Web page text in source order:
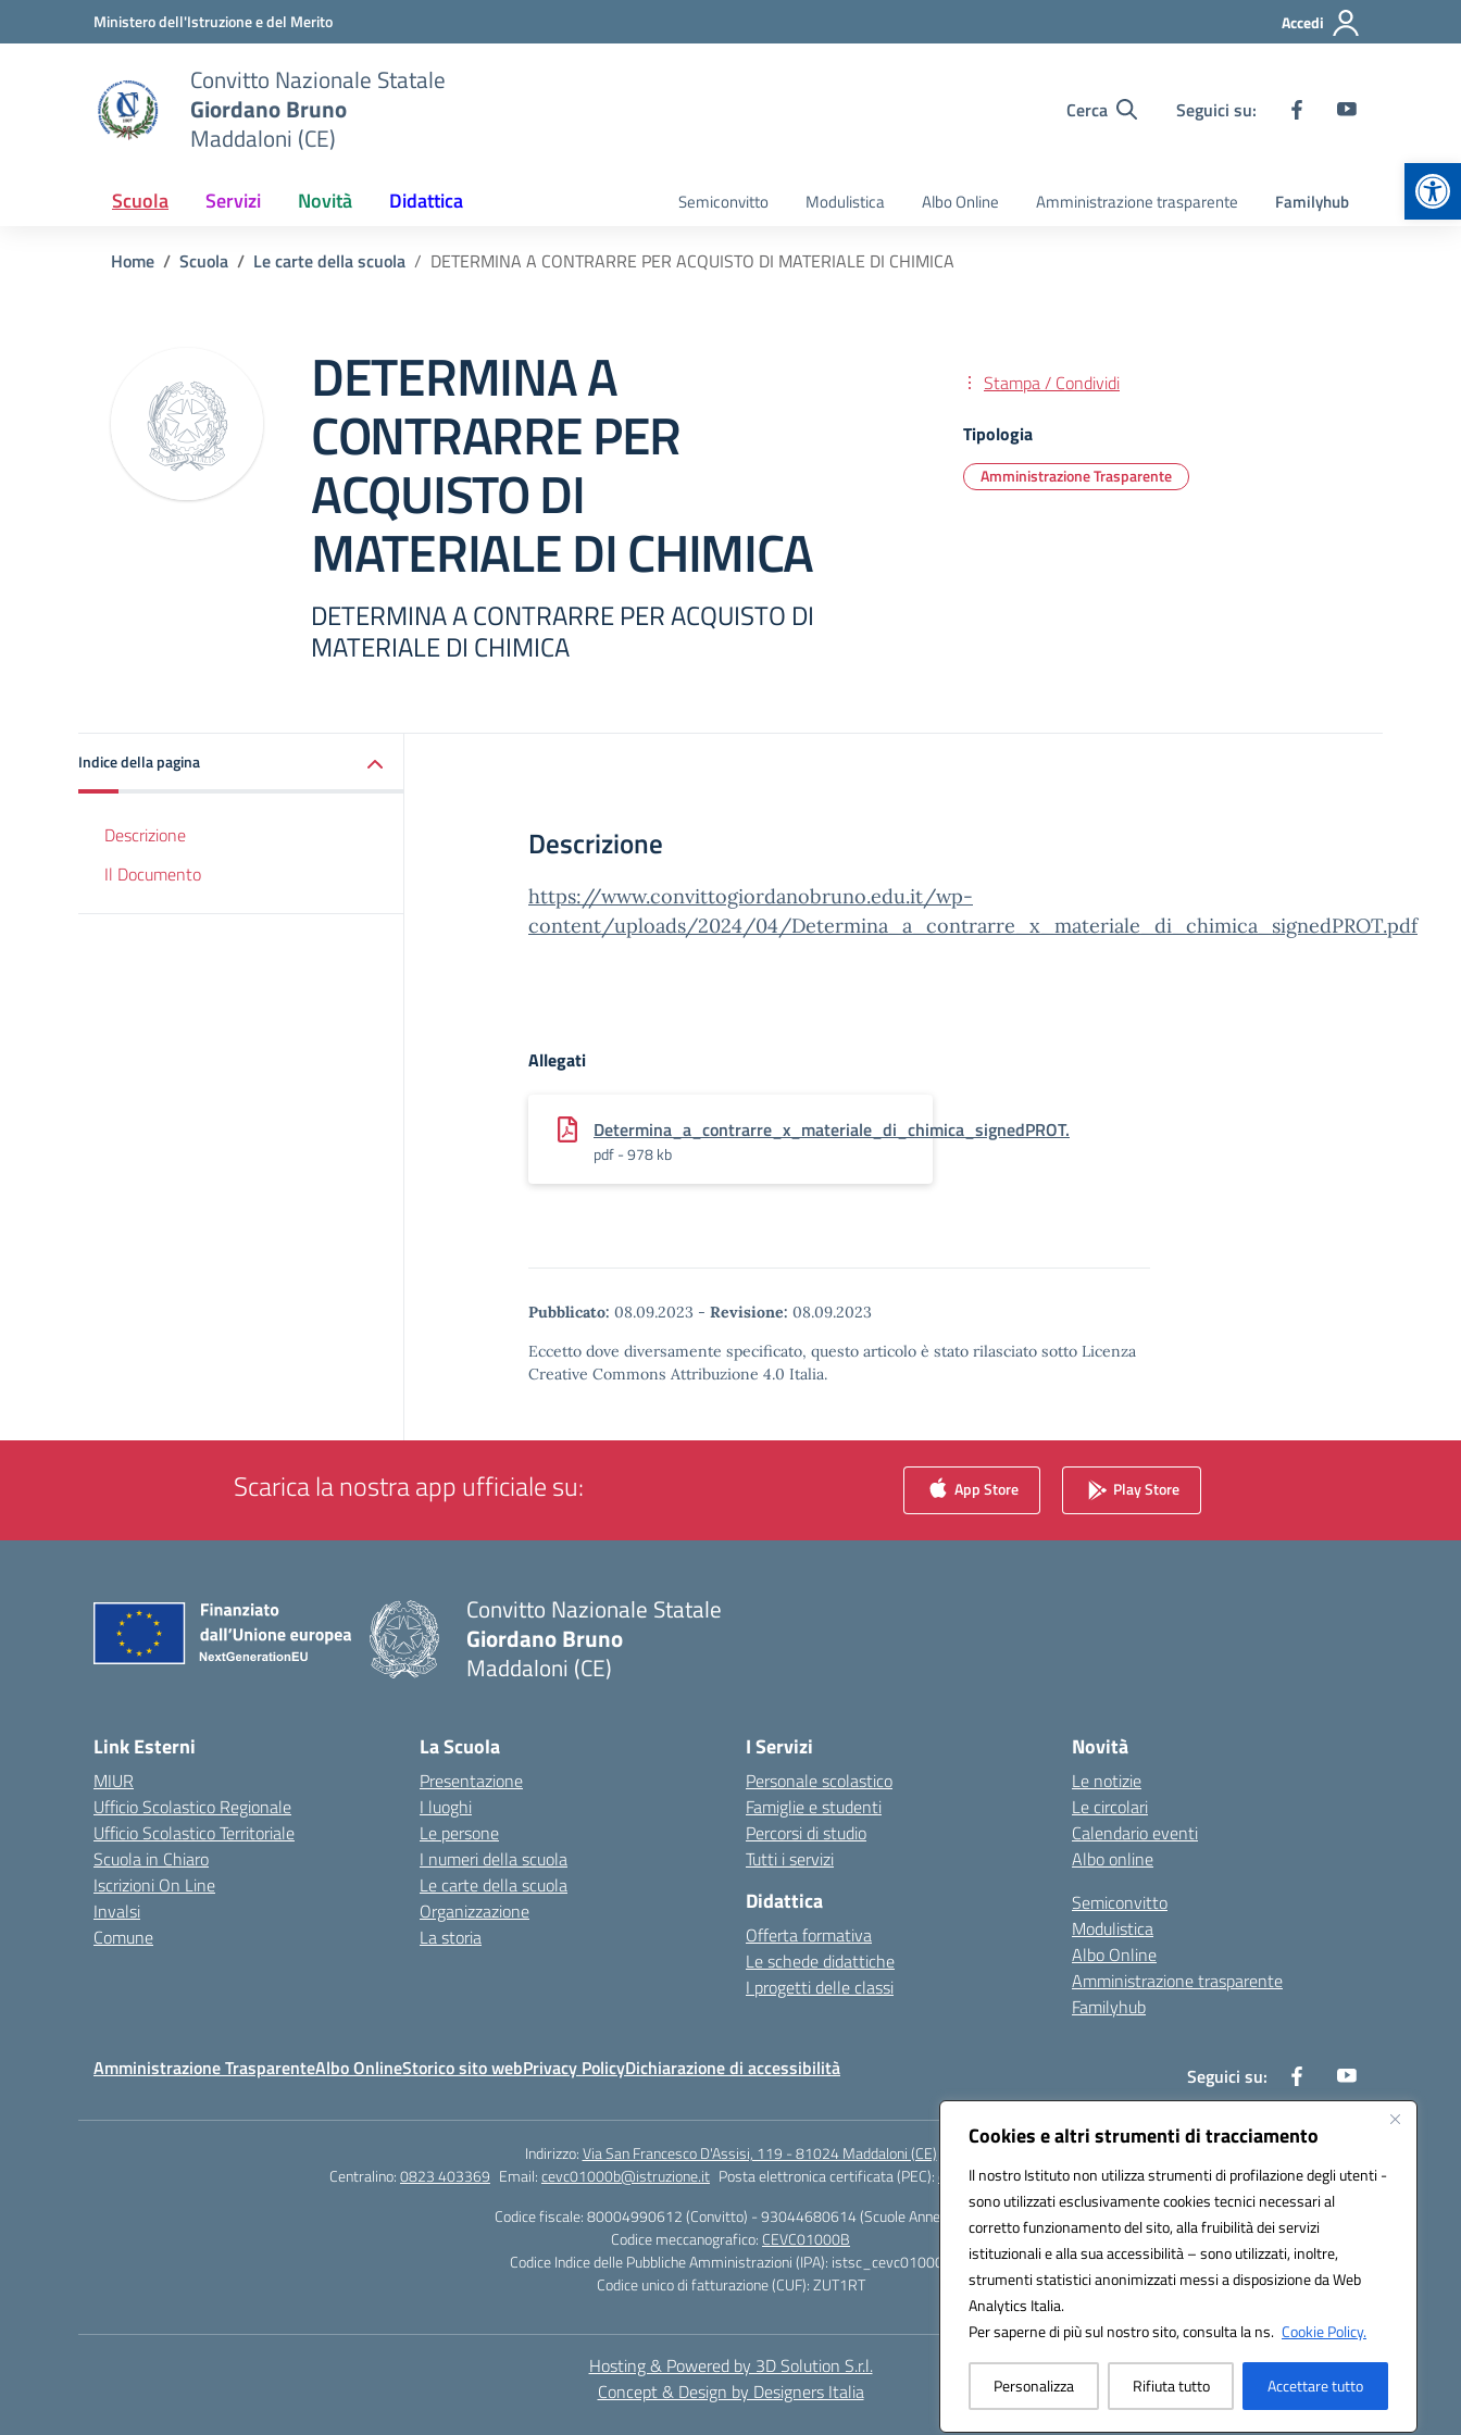
Cookies e altri strumenti di tracciamento
Il nostro Istituto non utilizza strumenti di profilazione degli utenti -
sono utilizzati esclusivamente cookies tecnici necessari al
corretto funzionamento del sito, alla fruibilità dei servizi
istituzionali e alla sua accessibilità – sono utilizzati, inoltre,
strumenti statistici anonimizzati messi a disposizione da Web
Analytics Italia.
Per saperne di più sul nostro sito, consulta la ns. Cookie Policy.
Personalizza Rifiuta tutto Accettare tutto
Vai ai contenuti
Vai al menu di navigazioneMinistero dell'Istruzione e del Merito Accedi
Convitto Nazionale Statale
Giordano Bruno
Maddaloni (CE)
Cerca Seguici su:
Scuola Servizi Novità Didattica Semiconvitto Modulistica Albo Online Amministrazione trasparente Familyhub
Home Scuola Le carte della scuola DETERMINA A CONTRARRE PER ACQUISTO DI MATERIALE DI CHIMICA
DETERMINA A
CONTRARRE PER
ACQUISTO DI
MATERIALE DI CHIMICA
DETERMINA A CONTRARRE PER ACQUISTO DI
MATERIALE DI CHIMICA
Stampa / Condividi
Tipologia
Amministrazione Trasparente
Indice della pagina
Descrizione
Il Documento
Descrizione
https://www.convittogiordanobruno.edu.it/wp-
content/uploads/2024/04/Determina_a_contrarre_x_materiale_di_chimica_signedPROT.pdf
Allegati
Determina_a_contrarre_x_materiale_di_chimica_signedPROT.
pdf - 978 kb
Pubblicato: 08.09.2023 - Revisione: 08.09.2023
Eccetto dove diversamente specificato, questo articolo è stato rilasciato sotto Licenza
Creative Commons Attribuzione 4.0 Italia.
Scarica la nostra app ufficiale su: App Store Play Store
Convitto Nazionale Statale
Giordano Bruno
Maddaloni (CE)
Link Esterni
MIUR
Ufficio Scolastico Regionale
Ufficio Scolastico Territoriale
Scuola in Chiaro
Iscrizioni On Line
Invalsi
Comune
La Scuola
Presentazione
I luoghi
Le persone
I numeri della scuola
Le carte della scuola
Organizzazione
La storia
I Servizi
Personale scolastico
Famiglie e studenti
Percorsi di studio
Tutti i servizi
Didattica
Offerta formativa
Le schede didattiche
I progetti delle classi
Novità
Le notizie
Le circolari
Calendario eventi
Albo online
Semiconvitto
Modulistica
Albo Online
Amministrazione trasparente
Familyhub
Amministrazione TrasparenteAlbo OnlineStorico sito webPrivacy PolicyDichiarazione di accessibilità Seguici su:
Indirizzo:Via San Francesco D'Assisi, 119 - 81024 Maddaloni (CE)
Centralino:0823 403369 Email:cevc01000b@istruzione.it Posta elettronica certificata (PEC):cevc01000b@pec.istruzione.it
Codice fiscale: 80004990612 (Convitto) - 93044680614 (Scuole Annesse)
Codice meccanografico: CEVC01000B
Codice Indice delle Pubbliche Amministrazioni (IPA): istsc_cevc01000b
Codice unico di fatturazione (CUF): ZUT1RT
Hosting & Powered by 3D Solution S.r.l.
Concept & Design by Designers Italia